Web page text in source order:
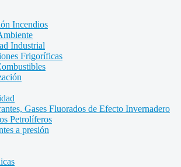
Incendios
Industrial
Frigoríficas
Gases Fluorados de Efecto Invernadero
Petrolíferos
a presión